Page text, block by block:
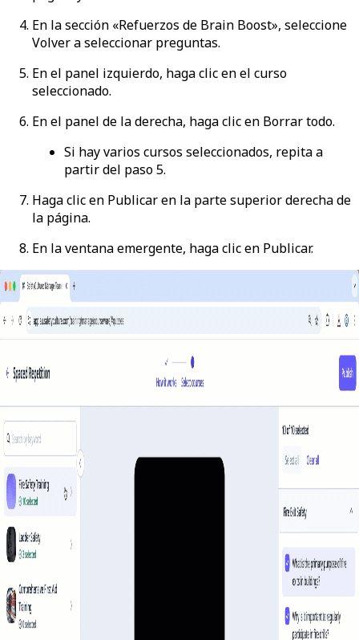
En la sección «Refuerzos de Brain Boost», seleccione
Volver a seleccionar preguntas.
En el panel izquierdo, haga clic en el curso
seleccionado.
En el panel de la derecha, haga clic en Borrar todo.
Si hay varios cursos seleccionados, repita a
partir del paso 5.
Haga clic en Publicaren la parte superior derecha de
la página.
En la ventana emergente, haga clic en Publicar.